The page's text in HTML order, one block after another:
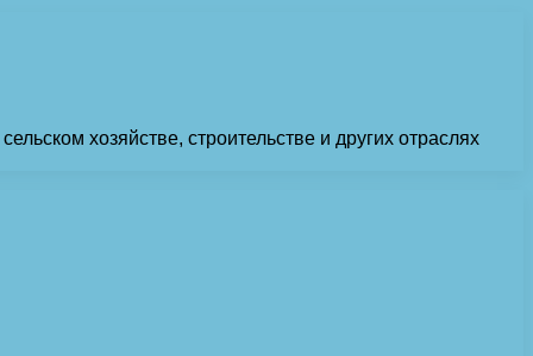
хозяйстве, строительстве и других отраслях